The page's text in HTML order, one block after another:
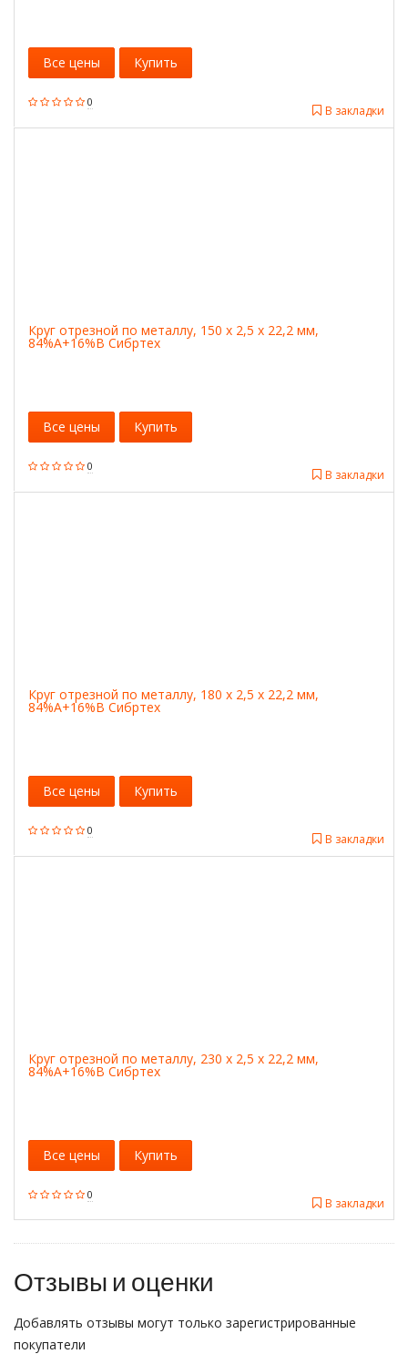
0
В закладки
Все цены Купить
Круг отрезной по металлу, 150 х 2,5 х 22,2 мм,
84%A+16%B Сибртех
0
В закладки
Все цены Купить
Круг отрезной по металлу, 180 х 2,5 х 22,2 мм,
84%A+16%B Сибртех
0
В закладки
Все цены Купить
Круг отрезной по металлу, 230 х 2,5 х 22,2 мм,
84%A+16%B Сибртех
0
В закладки
Все цены Купить
Отзывы и оценки
Добавлять отзывы могут только зарегистрированные
покупатели